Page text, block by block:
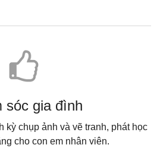
sóc gia đình
kỳ chụp ảnh và vẽ tranh, phát học
cho con em nhân viên.